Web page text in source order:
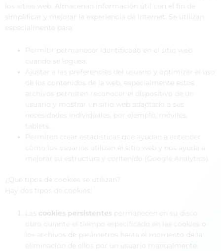
los sitios web. Almacenan información útil con el fin de
simplificar y mejorar la experiencia de Internet. Se utilizan
especialmente para:
Permitir permanecer identificado en el sitio web
cuando se loguea.
Ajustar a las preferencias del usuario y optimizar el uso
de los contenidos de la web, especialmente estos
archivos permiten reconocer el dispositivo de un
usuario y mostrar un sitio web adaptado a sus
necesidades individuales, por ejemplo, móviles,
tablets…
Permiten crear estadísticas que ayudan a entender
cómo los usuarios utilizan el sitio web y nos ayuda a
mejorar su estructura y contenido (Google Analytics).
¿Qué tipos de cookies se utilizan?
Hay dos tipos de cookies:
Las cookies persistentes permanecen en su disco
duro durante el tiempo especificado en las cookies o
los archivos de parámetros hasta el momento de la
eliminación de ellos por un usuario manualmente.